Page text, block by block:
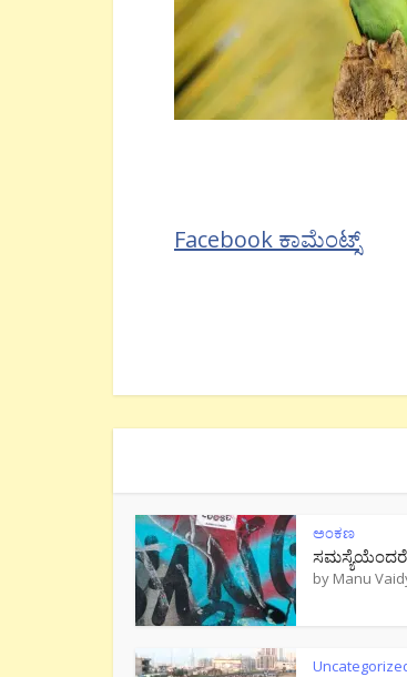
Facebook ಕಾಮೆಂಟ್ಸ್
ಅಂಕಣ
ಸಮಸ್ಯೆಯೆಂದರೆ
by Manu